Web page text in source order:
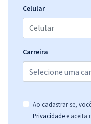
Celular
Carreira
Ao cadastrar-se,
Privacidade e aceita